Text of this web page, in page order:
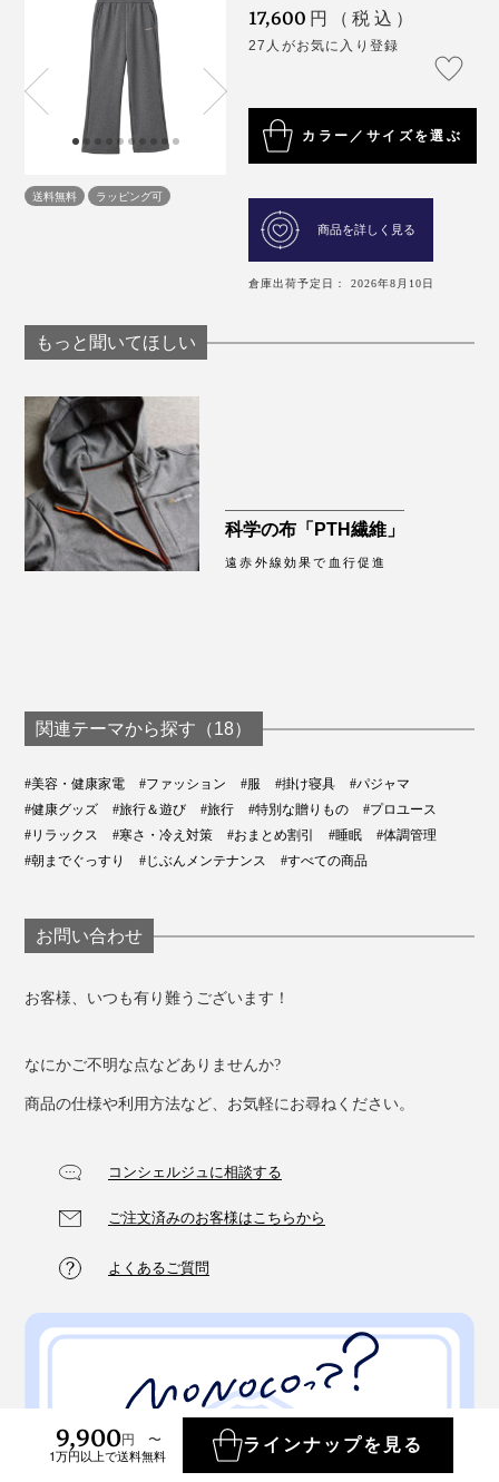
送料無料 ラッピング可
17,600 円（税込）
27人がお気に入り登録
カラー／サイズを選ぶ
商品を詳しく見る
倉庫出荷予定日： 2026年8月10日
もっと聞いてほしい
科学の布「PTH繊維」
遠赤外線効果で血行促進
関連テーマから探す（18）
#美容・健康家電 #ファッション #服 #掛け寝具
#パジャマ
#健康グッズ
#旅行＆遊び #旅行 #特別な贈りもの
#プロユース
#リラックス
#寒さ・冷え対策 #おまとめ割引 #睡眠
#体調管理
#朝までぐっすり
#じぶんメンテナンス #すべての商品
お問い合わせ
お客様、いつも有り難うございます！
なにかご不明な点などありませんか?
商品の仕様や利用方法など、お気軽にお尋ねください。
コンシェルジュに相談する
ご注文済みのお客様はこちらから
よくあるご質問
9,900円 〜
1万円以上で送料無料
ラインナップを見る